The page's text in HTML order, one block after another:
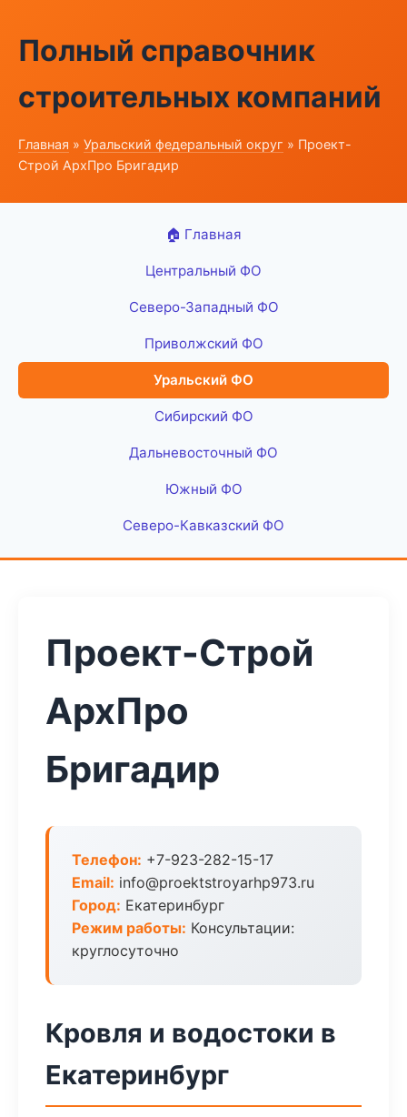
Полный справочник
строительных компаний
Главная » Уральский федеральный округ » Проект-
Строй АрхПро Бригадир
🏠 Главная
Центральный ФО
Северо-Западный ФО
Приволжский ФО
Уральский ФО
Сибирский ФО
Дальневосточный ФО
Южный ФО
Северо-Кавказский ФО
Проект-Строй
АрхПро
Бригадир
Телефон: +7-923-282-15-17
Email: info@proektstroyarhp973.ru
Город: Екатеринбург
Режим работы: Консультации:
круглосуточно
Кровля и водостоки в
Екатеринбург